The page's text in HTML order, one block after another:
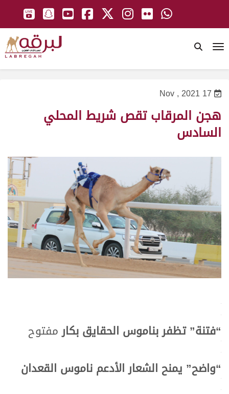
17 Nov , 2021
هجن المرقاب تقص شريط المحلي
السادس
.
.
“فتنة” تظفر بناموس الحقايق بكارمفتوح .
.
“واضح” يمنح الشعار الأدعم ناموس القعدان.
.